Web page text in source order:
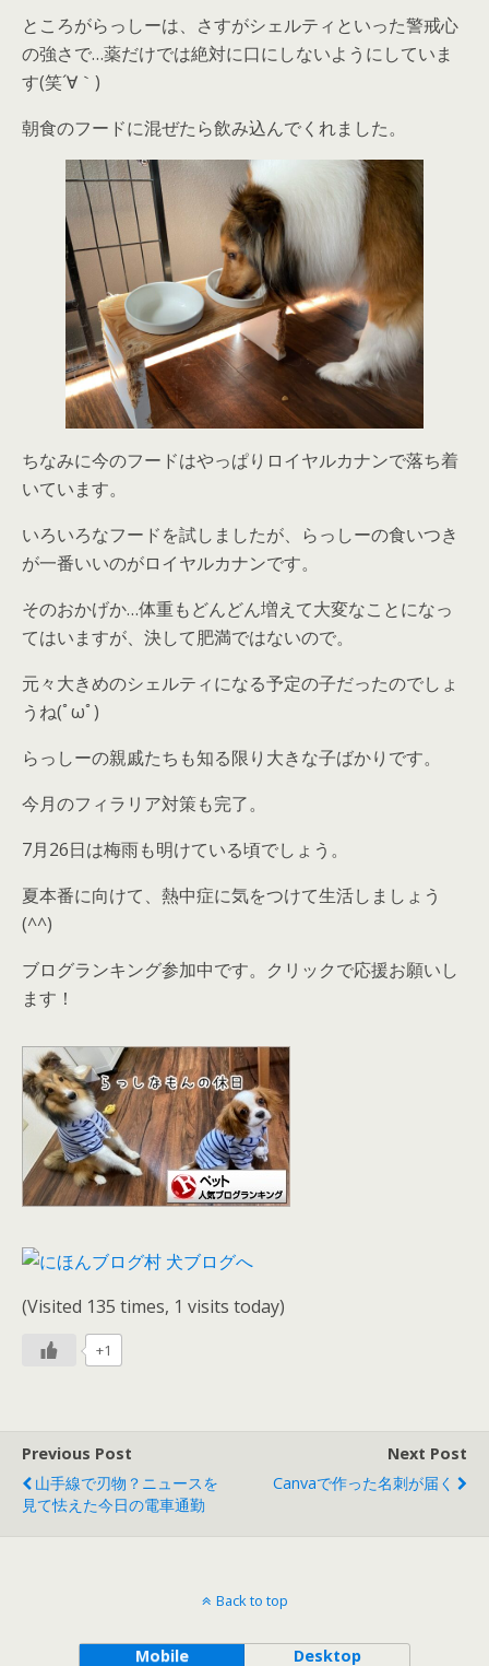
ところがらっしーは、さすがシェルティといった警戒心
の強さで…薬だけでは絶対に口にしないようにしていま
す(笑´∀｀)
朝食のフードに混ぜたら飲み込んでくれました。
ちなみに今のフードはやっぱりロイヤルカナンで落ち着
いています。
いろいろなフードを試しましたが、らっしーの食いつき
が一番いいのがロイヤルカナンです。
そのおかげか…体重もどんどん増えて大変なことになっ
てはいますが、決して肥満ではないので。
元々大きめのシェルティになる予定の子だったのでしょ
うね(ﾟωﾟ)
らっしーの親戚たちも知る限り大きな子ばかりです。
今月のフィラリア対策も完了。
7月26日は梅雨も明けている頃でしょう。
夏本番に向けて、熱中症に気をつけて生活しましょう
(^^)
ブログランキング参加中です。クリックで応援お願いし
ます！
(Visited 135 times, 1 visits today)
+1
Previous Post
山手線で刃物？ニュースを
見て怯えた今日の電車通勤
Next Post
Canvaで作った名刺が届く
Back to top
Mobile Desktop